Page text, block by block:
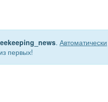
. Автоматически
первых!